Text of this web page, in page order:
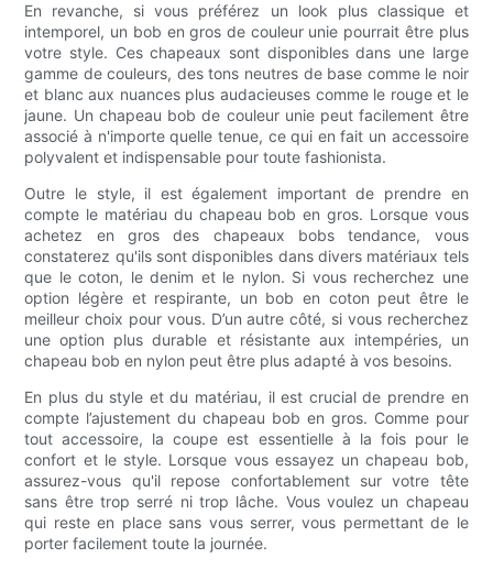
En revanche, si vous préférez un look plus classique et
intemporel, un bob en gros de couleur unie pourrait être plus
votre style. Ces chapeaux sont disponibles dans une large
gamme de couleurs, des tons neutres de base comme le noir
et blanc aux nuances plus audacieuses comme le rouge et le
jaune. Un chapeau bob de couleur unie peut facilement être
associé à n'importe quelle tenue, ce qui en fait un accessoire
polyvalent et indispensable pour toute fashionista.
Outre le style, il est également important de prendre en
compte le matériau du chapeau bob en gros. Lorsque vous
achetez en gros des chapeaux bobs tendance, vous
constaterez qu'ils sont disponibles dans divers matériaux tels
que le coton, le denim et le nylon. Si vous recherchez une
option légère et respirante, un bob en coton peut être le
meilleur choix pour vous. D’un autre côté, si vous recherchez
une option plus durable et résistante aux intempéries, un
chapeau bob en nylon peut être plus adapté à vos besoins.
En plus du style et du matériau, il est crucial de prendre en
compte l’ajustement du chapeau bob en gros. Comme pour
tout accessoire, la coupe est essentielle à la fois pour le
confort et le style. Lorsque vous essayez un chapeau bob,
assurez-vous qu'il repose confortablement sur votre tête
sans être trop serré ni trop lâche. Vous voulez un chapeau
qui reste en place sans vous serrer, vous permettant de le
porter facilement toute la journée.